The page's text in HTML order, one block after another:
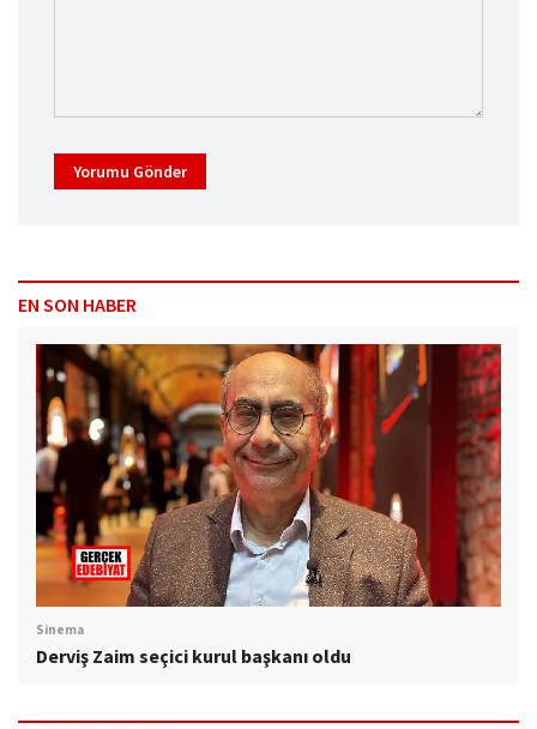
Yorumu Gönder
EN SON HABER
Sinema
Derviş Zaim seçici kurul başkanı oldu